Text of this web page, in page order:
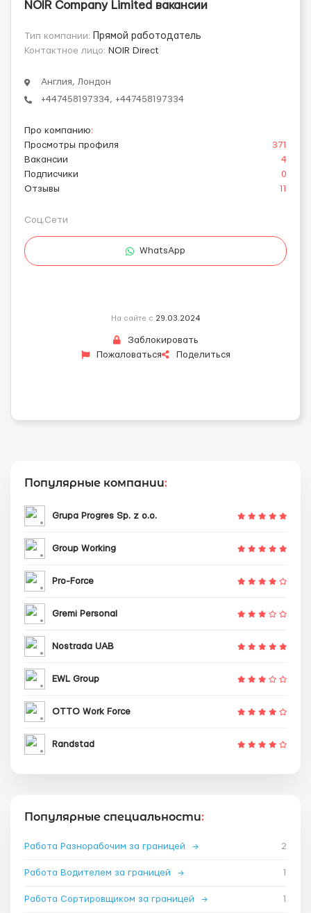
NOIR Company Limited вакансии
Тип компании:
Прямой работодатель
Контактное лицо: NOIR Direct
Англия, Лондон
+447458197334, +447458197334
Про компанию:
Просмотры профиля
371
Вакансии
4
Подписчики
0
Отзывы
11
Соц.Сети
WhatsApp
На сайте с 29.03.2024
Заблокировать
Пожаловаться
Поделиться
Популярные компании:
Grupa Progres Sp. z o.o.
Group Working
Pro-Force
Gremi Personal
Nostrada UAB
EWL Group
OTTO Work Force
Randstad
Популярные специальности:
Работа Разнорабочим за границей → 2
Работа Водителем за границей → 1
Работа Сортировщиком за границей → 1